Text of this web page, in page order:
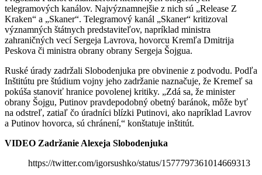
telegramových kanálov. Najvýznamnejšie z nich sú „Release Z
Kraken“ a „Skaner“. Telegramový kanál „Skaner“ kritizoval
významných štátnych predstaviteľov, napríklad ministra
zahraničných vecí Sergeja Lavrova, hovorcu Kremľa Dmitrija
Peskova či ministra obrany obrany Sergeja Šojgua.
Ruské úrady zadržali Slobodenjuka pre obvinenie z podvodu. Podľa
Inštitútu pre štúdium vojny jeho zadržanie naznačuje, že Kremeľ sa
pokúša stanoviť hranice povolenej kritiky. „Zdá sa, že minister
obrany Šojgu, Putinov pravdepodobný obetný baránok, môže byť
na odstreľ, zatiaľ čo úradníci blízki Putinovi, ako napríklad Lavrov
a Putinov hovorca, sú chránení,“ konštatuje inštitút.
VIDEO Zadržanie Alexeja Slobodenjuka
https://twitter.com/igorsushko/status/1577797361014669313